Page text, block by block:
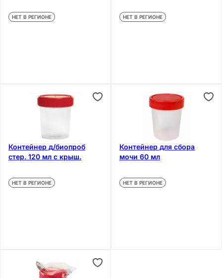
НЕТ В РЕГИОНЕ НЕТ В РЕГИОНЕ
Контейнер д/биопроб
стер. 120 мл с крыш.
НЕТ В РЕГИОНЕ
Контейнер для сбора
мочи 60 мл
НЕТ В РЕГИОНЕ